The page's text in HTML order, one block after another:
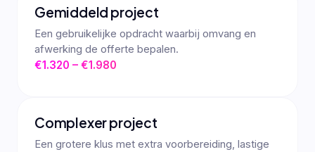
Gemiddeld project
Een gebruikelijke opdracht waarbij omvang en
afwerking de offerte bepalen.
€1.320 – €1.980
Complexer project
Een grotere klus met extra voorbereiding, lastige